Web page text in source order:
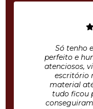
Só tenho
perfeito e
atenciosos,
escritório
material
tudo ficou